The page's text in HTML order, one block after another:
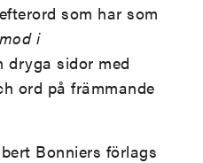
efterord som har som
i
dryga sidor med
ord på främmande
Bonniers förlags